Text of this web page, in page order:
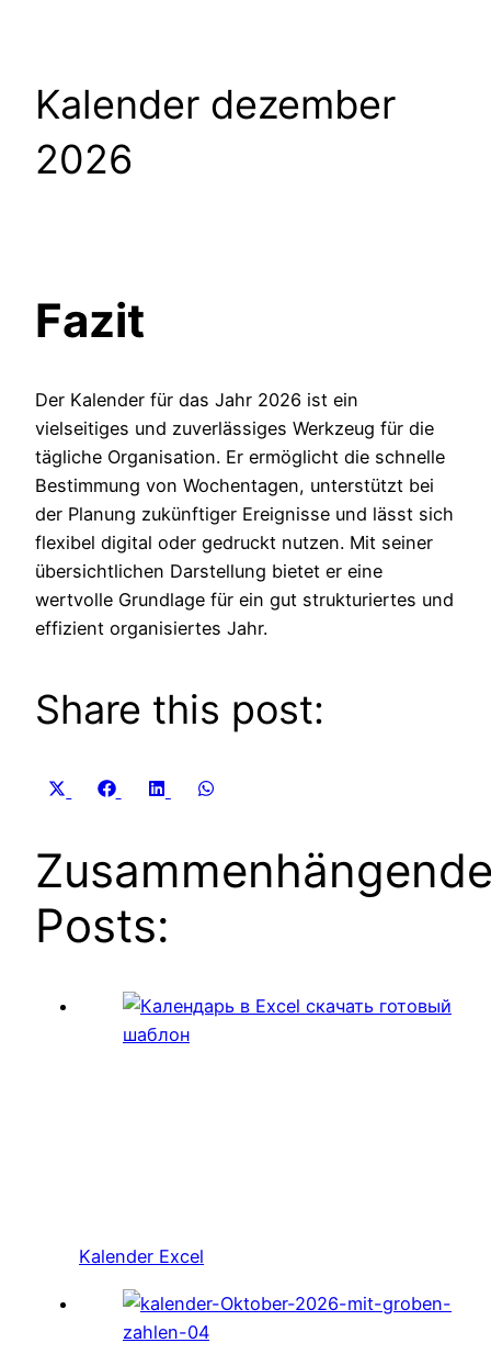
Kalender dezember
2026
Fazit
Der Kalender für das Jahr 2026 ist ein
vielseitiges und zuverlässiges Werkzeug für die
tägliche Organisation. Er ermöglicht die schnelle
Bestimmung von Wochentagen, unterstützt bei
der Planung zukünftiger Ereignisse und lässt sich
flexibel digital oder gedruckt nutzen. Mit seiner
übersichtlichen Darstellung bietet er eine
wertvolle Grundlage für ein gut strukturiertes und
effizient organisiertes Jahr.
Share this post:
Share
Share
Facebook
Share
LinkedIn
Posts:
Kalender Excel